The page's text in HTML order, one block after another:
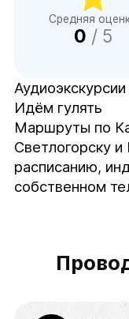
Средняя
0 / 5
Идём гулять
Маршруты по
Светлогорску
расписанию,
собственном